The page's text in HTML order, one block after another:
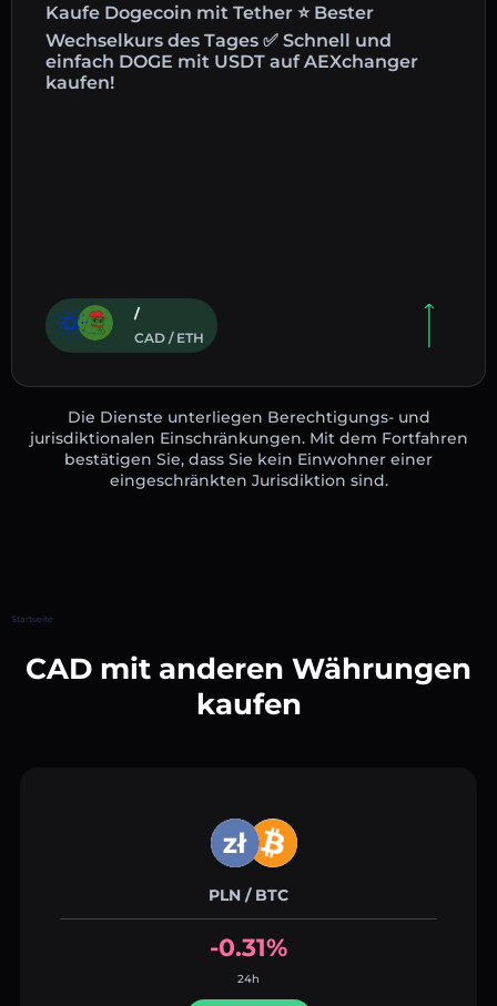
Kaufe Dogecoin mit Tether ⭐ Bester
Wechselkurs des Tages ✅ Schnell und
einfach DOGE mit USDT auf AEXchanger
kaufen!
/
CAD / ETH
Die Dienste unterliegen Berechtigungs- und
jurisdiktionalen Einschränkungen. Mit dem Fortfahren
bestätigen Sie, dass Sie kein Einwohner einer
eingeschränkten Jurisdiktion sind.
Startseite
CAD mit anderen Währungen
kaufen
PLN / BTC
-0.31%
24h